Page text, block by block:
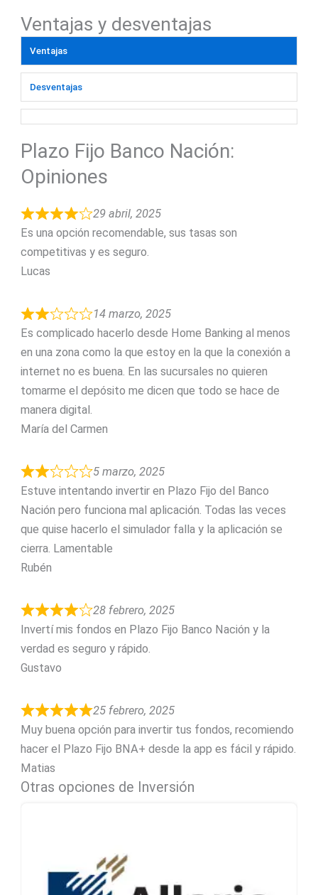
Ventajas y desventajas
Ventajas
Desventajas
Plazo Fijo Banco Nación:
Opiniones
29 abril, 2025
Es una opción recomendable, sus tasas son
competitivas y es seguro.
Lucas
14 marzo, 2025
Es complicado hacerlo desde Home Banking al menos
en una zona como la que estoy en la que la conexión a
internet no es buena. En las sucursales no quieren
tomarme el depósito me dicen que todo se hace de
manera digital.
María del Carmen
5 marzo, 2025
Estuve intentando invertir en Plazo Fijo del Banco
Nación pero funciona mal aplicación. Todas las veces
que quise hacerlo el simulador falla y la aplicación se
cierra. Lamentable
Rubén
28 febrero, 2025
Invertí mis fondos en Plazo Fijo Banco Nación y la
verdad es seguro y rápido.
Gustavo
25 febrero, 2025
Muy buena opción para invertir tus fondos, recomiendo
hacer el Plazo Fijo BNA+ desde la app es fácil y rápido.
Matias
Otras opciones de Inversión